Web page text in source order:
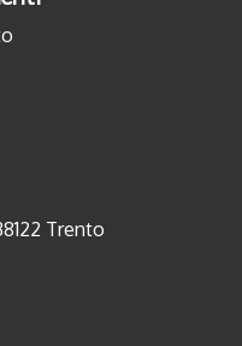
Trento